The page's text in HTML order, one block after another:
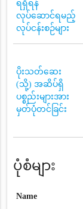
ရရှိရန်
လုပ်ဆောင်ရမည့်
လုပ်ငန်းစဉ်များ
ပိုးသတ်ဆေး
(သို့) အဆိပ်ရှိ
ပစ္စည်းများအား
မှတ်ပုံတင်ခြင်း
ပုံစံများ
Name